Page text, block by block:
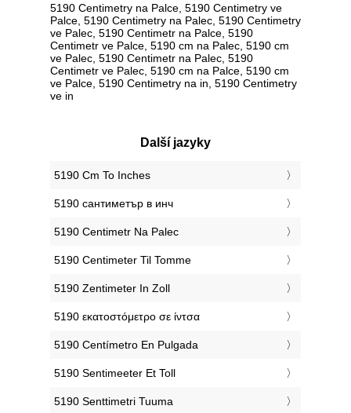
5190 Centimetry na Palce, 5190 Centimetry ve
Palce, 5190 Centimetry na Palec, 5190 Centimetry
ve Palec, 5190 Centimetr na Palce, 5190
Centimetr ve Palce, 5190 cm na Palec, 5190 cm
ve Palec, 5190 Centimetr na Palec, 5190
Centimetr ve Palec, 5190 cm na Palce, 5190 cm
ve Palce, 5190 Centimetry na in, 5190 Centimetry
ve in
Další jazyky
‎5190 Cm To Inches
‎5190 сантиметър в инч
‎5190 Centimetr Na Palec
‎5190 Centimeter Til Tomme
‎5190 Zentimeter In Zoll
‎5190 εκατοστόμετρο σε ίντσα
‎5190 Centímetro En Pulgada
‎5190 Sentimeeter Et Toll
‎5190 Senttimetri Tuuma